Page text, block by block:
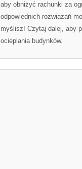
aby obniżyć rachunki za
odpowiednich rozwiązań
myślisz! Czytaj dalej, aby
ocieplania budynków.